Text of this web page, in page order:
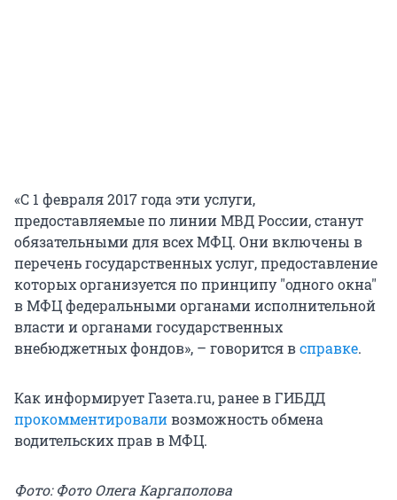
«С 1 февраля 2017 года эти услуги,
предоставляемые по линии МВД России, станут
обязательными для всех МФЦ. Они включены в
перечень государственных услуг, предоставление
которых организуется по принципу "одного окна"
в МФЦ федеральными органами исполнительной
власти и органами государственных
внебюджетных фондов», – говорится всправке.
Как информирует Газета.ru, ранее в ГИБДД
прокомментироваливозможность обмена
водительских прав в МФЦ.
Фото: Фото Олега Каргаполова